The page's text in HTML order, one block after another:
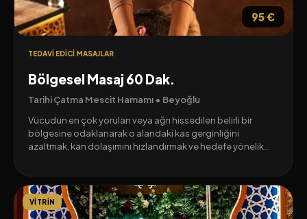
95 €
TEDAVI EDICI MASAJLAR
Bölgesel Masaj 60 Dak.
Tarihi Çatma Mescit Hamamı • Beyoğlu
Vücudun en çok yorulan veya ağrı hissedilen belirli bir
bölgesine odaklanarak o alandaki kas gerginliğini
azaltmak, kan dolaşımını hızlandırmak ve hedefe yönelik
problemli bölgelerde tercih edilerek ağrıyı hafifletmeye ve
vücudun hareket kabiliyetini maksimum düzeyde artırmaya
yardımcı olur.
VITRIN